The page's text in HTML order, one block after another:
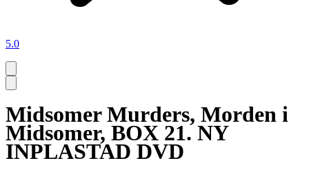
5.0
Midsomer Murders, Morden i
Midsomer, BOX 21. NY
INPLASTAD DVD